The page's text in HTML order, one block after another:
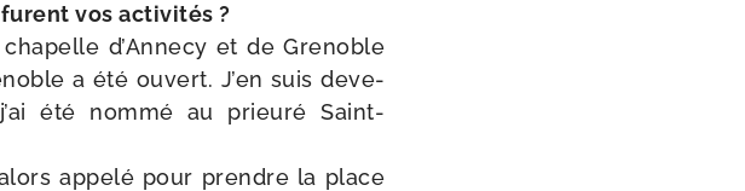
vos activités ?
d’Annecy et de Grenoble
a été ouvert. J’en suis deve­
été nom­mé au prieu­ré Saint-​
appe­lé pour prendre la place